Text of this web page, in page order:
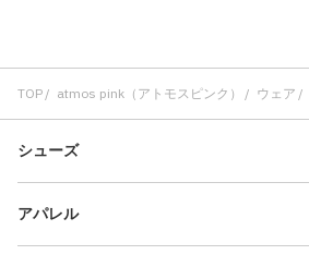
TOP atmos pink（アトモスピンク） ウェア
シューズ
アパレル